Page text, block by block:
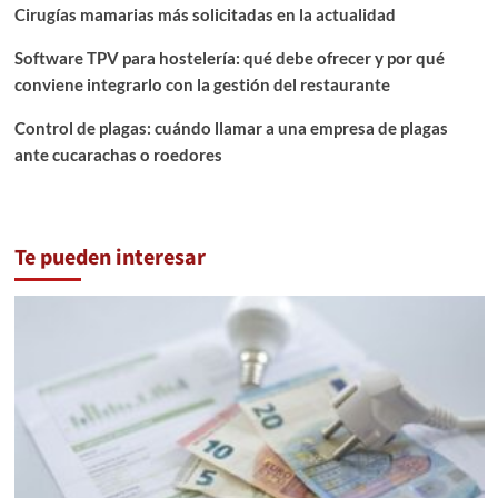
Cirugías mamarias más solicitadas en la actualidad
Software TPV para hostelería: qué debe ofrecer y por qué
conviene integrarlo con la gestión del restaurante
Control de plagas: cuándo llamar a una empresa de plagas
ante cucarachas o roedores
Te pueden interesar